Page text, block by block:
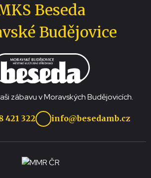
Beseda
Budějovice
zábavu v Moravských Budějovicích.
421 322 info@besedamb.cz